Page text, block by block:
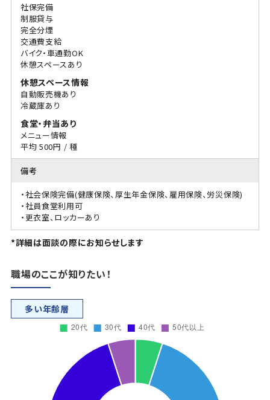
社保完備
制服貸与
完全分煙
交通費支給
バイク・車通勤OK
休憩スペースあり
休憩スペース情報
自動販売機あり
冷蔵庫あり
食堂・弁当あり
メニュー情報
平均 500円 / 種
備考
・社会保険完備(健康保険、厚生年金保険、雇用保険、労災保険)
・社員食堂利用可
・更衣室、ロッカーあり
*詳細は面談の際にお知らせします
職場のここが知りたい！
多い年齢層